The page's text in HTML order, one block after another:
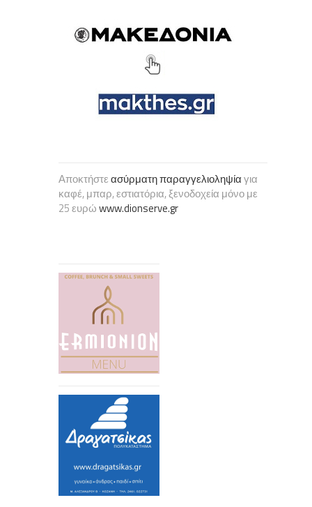
Αποκτήστεασύρματη παραγγελιοληψίαγια
καφέ, μπαρ, εστιατόρια, ξενοδοχεία μόνο με
25 ευρώwww.dionserve.gr